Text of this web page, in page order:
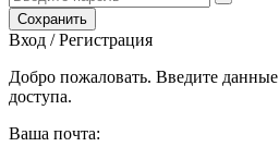
Сохранить
Вход / Регистрация
Добро пожаловать. Введите
доступа.
Ваша почта: